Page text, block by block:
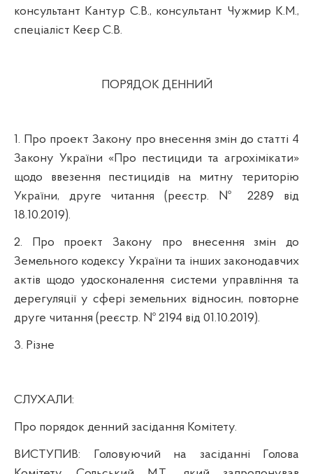
консультант Кантур С.В., консультант Чужмир К.М.,
спеціаліст Кеєр С.В.
ПОРЯДОК ДЕННИЙ
1. Про проект Закону про внесення змін до статті 4
Закону України «Про пестициди та агрохімікати»
щодо ввезення пестицидів на митну територію
України, друге читання (реєстр. № 2289 від
18.10.2019).
2. Про проект Закону про внесення змін до
Земельного кодексу України та інших законодавчих
актів щодо удосконалення системи управління та
дерегуляції у сфері земельних відносин, повторне
друге читання (реєстр. № 2194 від 01.10.2019).
3. Різне
СЛУХАЛИ:
Про порядок денний засідання Комітету.
ВИСТУПИВ: Головуючий на засіданні Голова